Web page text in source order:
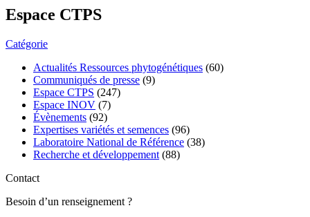
Espace CTPS
Catégorie
Actualités Ressources phytogénétiques (60)
Communiqués de presse (9)
Espace CTPS (247)
Espace INOV (7)
Évènements (92)
Expertises variétés et semences (96)
Laboratoire National de Référence (38)
Recherche et développement (88)
Contact
Besoin d’un renseignement ?